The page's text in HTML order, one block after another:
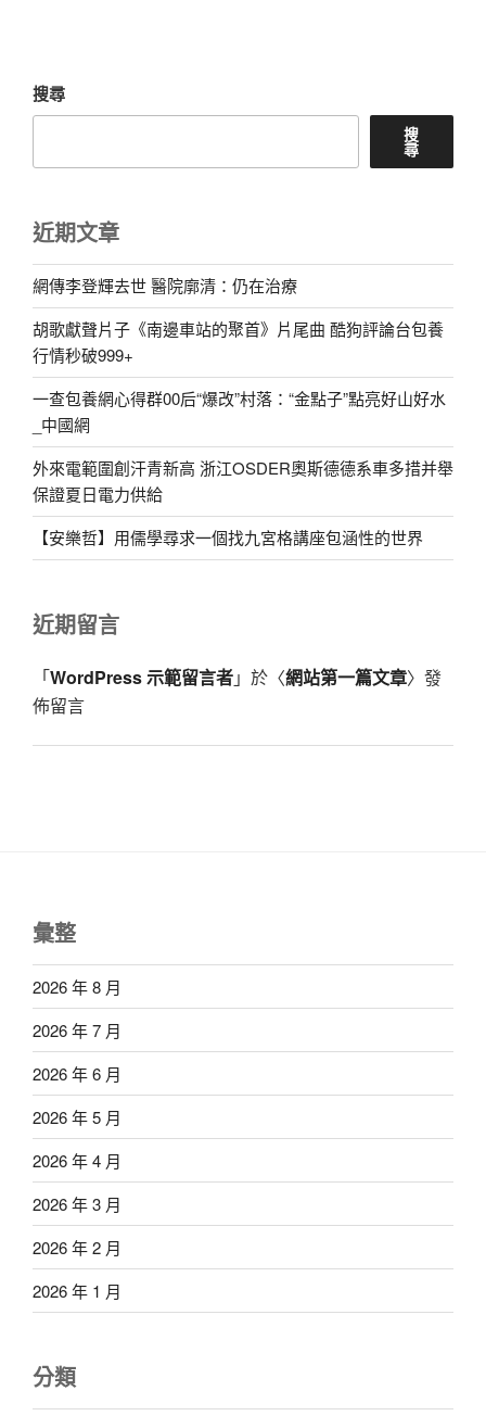
搜尋
搜
尋
近期文章
網傳李登輝去世 醫院廓清：仍在治療
胡歌獻聲片子《南邊車站的聚首》片尾曲 酷狗評論台包養
行情秒破999+
一查包養網心得群00后“爆改”村落：“金點子”點亮好山好水
_中國網
外來電範圍創汗青新高 浙江OSDER奧斯德德系車多措并舉
保證夏日電力供給
【安樂哲】用儒學尋求一個找九宮格講座包涵性的世界
近期留言
「WordPress 示範留言者」於〈網站第一篇文章〉發
佈留言
彙整
2026 年 8 月
2026 年 7 月
2026 年 6 月
2026 年 5 月
2026 年 4 月
2026 年 3 月
2026 年 2 月
2026 年 1 月
分類